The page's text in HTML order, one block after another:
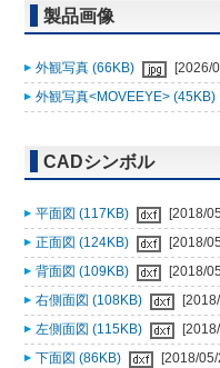
製品画像
外観写真 (66KB)
[2026/
外観写真<MOVEEYE> (45KB)
CADシンボル
平面図 (117KB)
[2018/
正面図 (124KB)
[2018/
背面図 (109KB)
[2018/
右側面図 (108KB)
左側面図 (115KB)
下面図 (86KB)
[2018/05/